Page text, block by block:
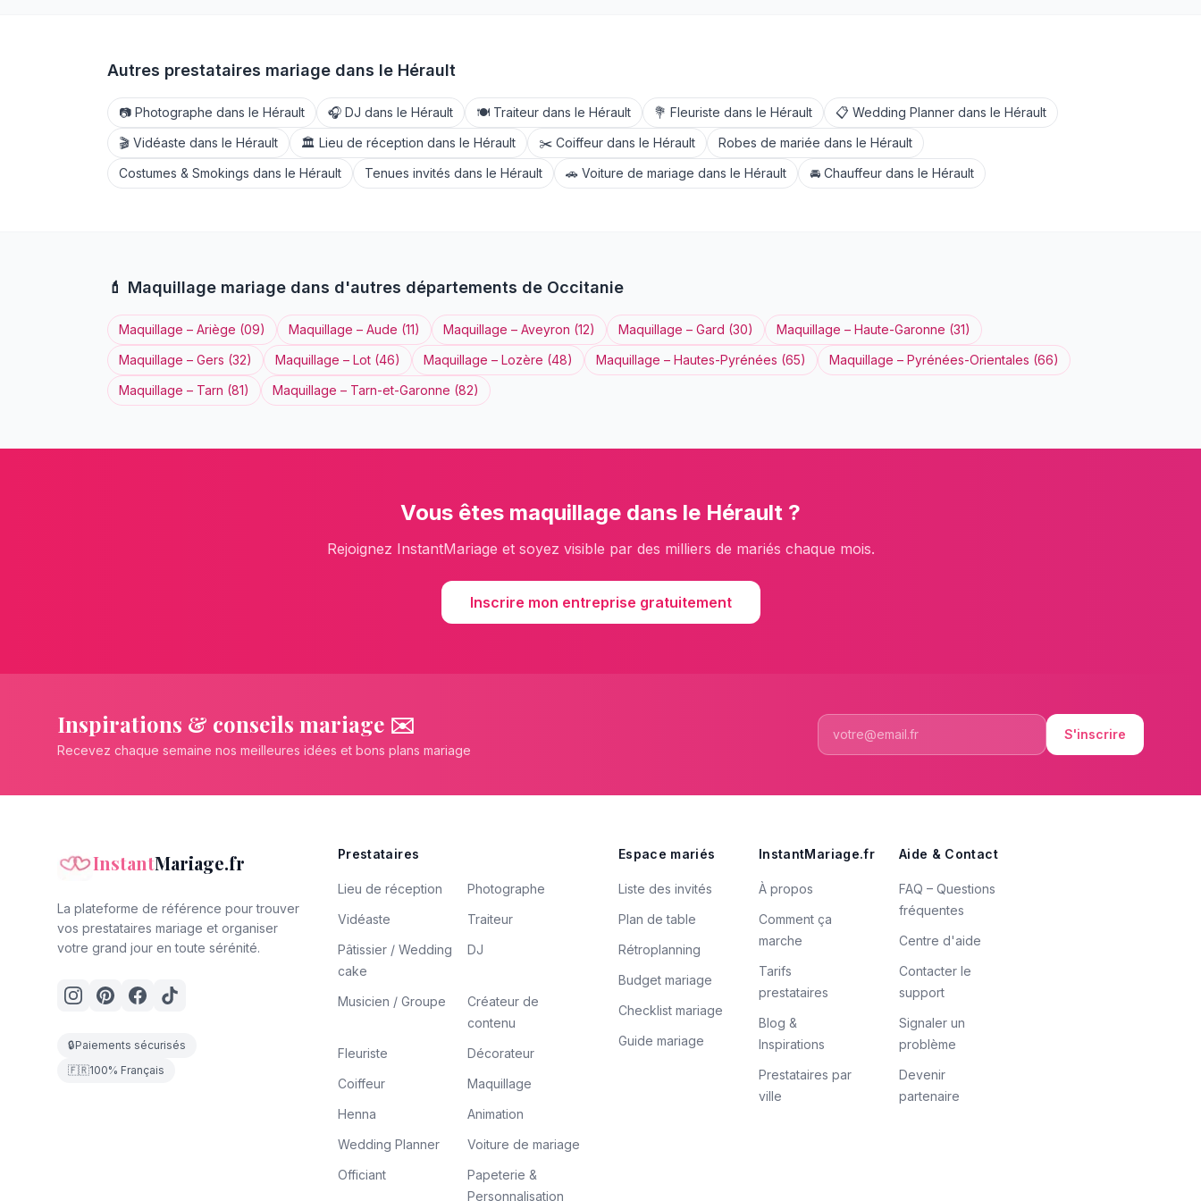
Autres prestataires mariage dans le Hérault
📷 Photographe dans le Hérault 🎧 DJ dans le Hérault 🍽️ Traiteur dans le Hérault 💐 Fleuriste dans le Hérault 📋 Wedding Planner dans le Hérault
🎬 Vidéaste dans le Hérault 🏛️ Lieu de réception dans le Hérault ✂️ Coiffeur dans le Hérault Robes de mariée dans le Hérault
Costumes & Smokings dans le Hérault Tenues invités dans le Hérault 🚗 Voiture de mariage dans le Hérault 🚘 Chauffeur dans le Hérault
💄 Maquillage mariage dans d'autres départements de Occitanie
Maquillage – Ariège (09) Maquillage – Aude (11) Maquillage – Aveyron (12) Maquillage – Gard (30) Maquillage – Haute-Garonne (31)
Maquillage – Gers (32) Maquillage – Lot (46) Maquillage – Lozère (48) Maquillage – Hautes-Pyrénées (65) Maquillage – Pyrénées-Orientales (66)
Maquillage – Tarn (81) Maquillage – Tarn-et-Garonne (82)
Vous êtes maquillage dans le Hérault ?
Rejoignez InstantMariage et soyez visible par des milliers de mariés chaque mois.
Inscrire mon entreprise gratuitement
Inspirations & conseils mariage ✉️
Recevez chaque semaine nos meilleures idées et bons plans mariage
S'inscrire
InstantMariage.fr
La plateforme de référence pour trouver
vos prestataires mariage et organiser
votre grand jour en toute sérénité.
🔒Paiements sécurisés
🇫🇷100% Français
Prestataires
Lieu de réception
Photographe
Vidéaste
Traiteur
Pâtissier / Wedding
cake
DJ
Musicien / Groupe
Créateur de
contenu
Fleuriste
Décorateur
Coiffeur
Maquillage
Henna
Animation
Wedding Planner
Voiture de mariage
Officiant
Papeterie &
Personnalisation
Espace mariés
Liste des invités
Plan de table
Rétroplanning
Budget mariage
Checklist mariage
Guide mariage
InstantMariage.fr
À propos
Comment ça
marche
Tarifs
prestataires
Blog &
Inspirations
Prestataires par
ville
Aide & Contact
FAQ – Questions
fréquentes
Centre d'aide
Contacter le
support
Signaler un
problème
Devenir
partenaire